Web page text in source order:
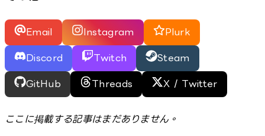
Email Instagram
Plurk
Discord
Twitch
Steam
GitHub
Threads X / Twitter
ここに掲載する記事はまだありません。